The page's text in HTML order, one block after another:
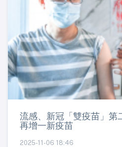
流感、新冠「雙疫苗」
再增一新疫苗
2025-11-06 18:46